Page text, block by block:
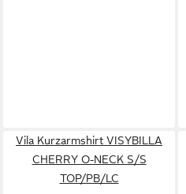
Vila Kurzarmshirt VISYBILLA
CHERRY O-NECK S/S
TOP/PB/LC